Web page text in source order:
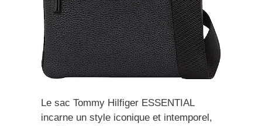
Le sac Tommy Hilfiger ESSENTIAL
incarne un style iconique et intemporel,